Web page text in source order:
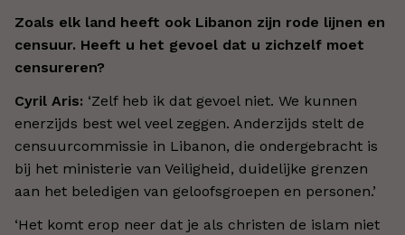
Zoals elk land heeft ook Libanon zijn rode lijnen en
censuur. Heeft u het gevoel dat u zichzelf moet
censureren?
Cyril Aris: ‘Zelf heb ik dat gevoel niet. We kunnen
enerzijds best wel veel zeggen. Anderzijds stelt de
censuurcommissie in Libanon, die ondergebracht is
bij het ministerie van Veiligheid, duidelijke grenzen
aan het beledigen van geloofsgroepen en personen.’
‘Het komt erop neer dat je als christen de islam niet